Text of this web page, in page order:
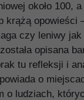
około 100,
krążą opowieści
czy leniwy jak
opisana
tu refleksji i
o
o ludziach,